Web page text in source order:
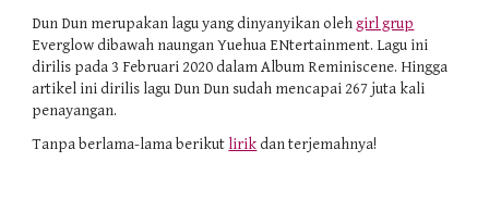
Dun Dun merupakan lagu yang dinyanyikan oleh girl grup
Everglow dibawah naungan Yuehua ENtertainment. Lagu ini
dirilis pada 3 Februari 2020 dalam Album Reminiscene. Hingga
artikel ini dirilis lagu Dun Dun sudah mencapai 267 juta kali
penayangan.
Tanpa berlama-lama berikut lirik dan terjemahnya!